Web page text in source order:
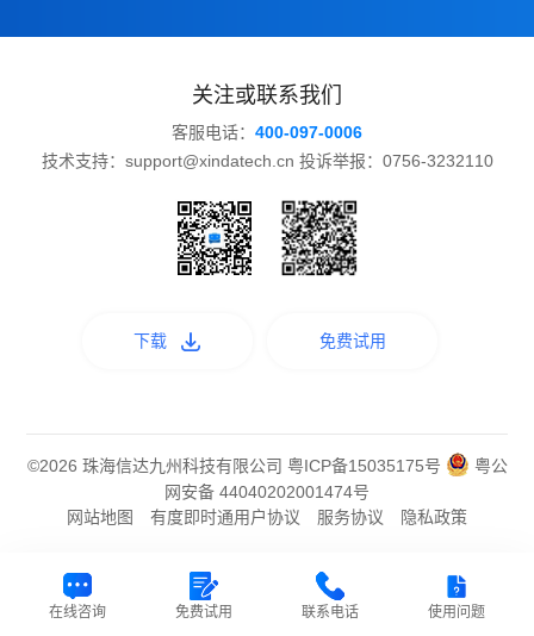
在线咨询 免费试用 联系电话 使用问题
关注或联系我们
客服电话： 400-097-0006
技术支持：support@xindatech.cn 投诉举报：0756-3232110
下载 免费试用
©2026 珠海信达九州科技有限公司 粤ICP备15035175号
粤公
网安备 44040202001474号
网站地图
有度即时通用户协议 服务协议 隐私政策